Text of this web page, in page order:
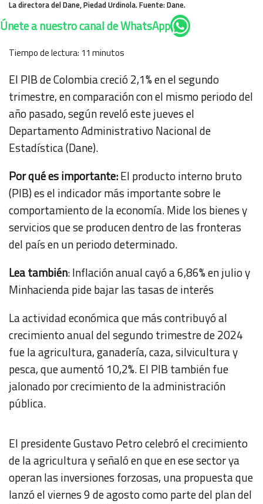
La directora del Dane, Piedad Urdinola. Fuente: Dane.
Únete a nuestro canal de WhatsApp
Tiempo de lectura: 11 minutos
El PIB de Colombia creció 2,1% en el segundo
trimestre, en comparación con el mismo periodo del
año pasado, segúnreveló este juevesel
Departamento Administrativo Nacional de
Estadística (Dane).
Por qué es importante:El producto interno bruto
(PIB) es el indicador más importante sobre le
comportamiento de la economía. Mide los bienes y
servicios que se producen dentro de las fronteras
del país en un periodo determinado.
Lea también:Inflación anual cayó a 6,86% en julio y
Minhacienda pide bajar las tasas de interés
La actividad económica que más contribuyó al
crecimiento anual del segundo trimestre de 2024
fue la agricultura, ganadería, caza, silvicultura y
pesca, que aumentó 10,2%. El PIB también fue
jalonado por crecimiento de la administración
pública.
El presidente Gustavo Petro celebró el crecimiento
de la agricultura y señaló en que en ese sector ya
operan las inversiones forzosas, una propuesta que
lanzó el viernes 9 de agosto como parte del plan del